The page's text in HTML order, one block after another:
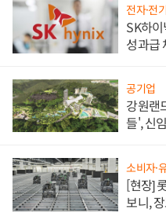
전자·전
SK하
성과급
공기업
강원랜
들', 신
소비자·
[현장]
보니,